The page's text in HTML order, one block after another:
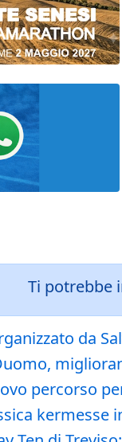
Ti potrebbe
da
percorso